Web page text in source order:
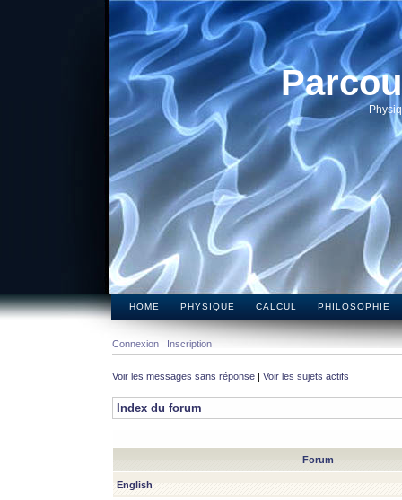
HOME PHYSIQUE CALCUL PHILOSOPHIE
Connexion Inscription
Voir les messages sans réponse | Voir les sujets actifs
Index du forum
Forum
English